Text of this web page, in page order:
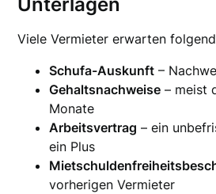
Unterlagen
Viele Vermieter erwarten
Schufa-Auskunft –
Gehaltsnachweise – meist
Monate
Arbeitsvertrag – ein
ein Plus
vorherigen Vermieter